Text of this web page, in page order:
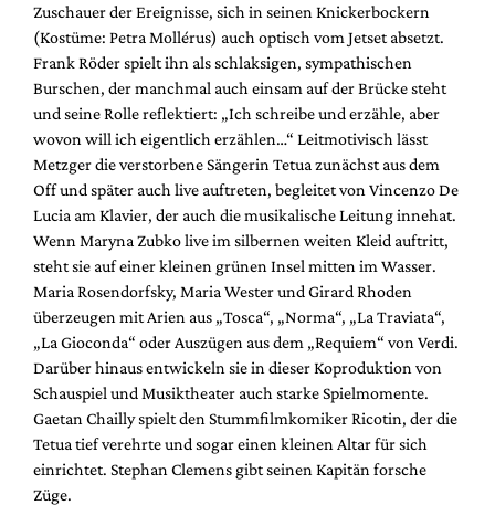
Zuschauer der Ereignisse, sich in seinen Knickerbockern
(Kostüme: Petra Mollérus) auch optisch vom Jetset absetzt.
Frank Röder spielt ihn als schlaksigen, sympathischen
Burschen, der manchmal auch einsam auf der Brücke steht
und seine Rolle reflektiert: „Ich schreibe und erzähle, aber
wovon will ich eigentlich erzählen…“ Leitmotivisch lässt
Metzger die verstorbene Sängerin Tetua zunächst aus dem
Off und später auch live auftreten, begleitet von Vincenzo De
Lucia am Klavier, der auch die musikalische Leitung innehat.
Wenn Maryna Zubko live im silbernen weiten Kleid auftritt,
steht sie auf einer kleinen grünen Insel mitten im Wasser.
Maria Rosendorfsky, Maria Wester und Girard Rhoden
überzeugen mit Arien aus „Tosca“, „Norma“, „La Traviata“,
„La Gioconda“ oder Auszügen aus dem „Requiem“ von Verdi.
Darüber hinaus entwickeln sie in dieser Koproduktion von
Schauspiel und Musiktheater auch starke Spielmomente.
Gaetan Chailly spielt den Stummfilmkomiker Ricotin, der die
Tetua tief verehrte und sogar einen kleinen Altar für sich
einrichtet. Stephan Clemens gibt seinen Kapitän forsche
Züge.